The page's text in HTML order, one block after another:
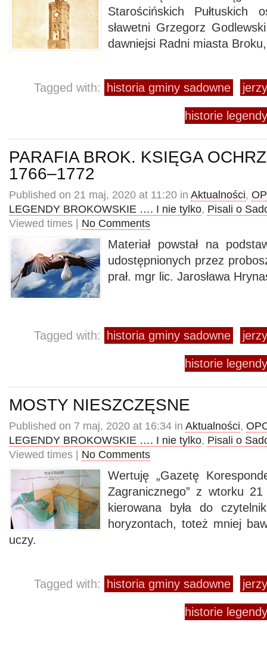
Starościńskich Pułtuskich
sławetni Grzegorz
dawniejsi Radni miasta
Tagged with: historia gminy sadowne
historie
PARAFIA BROK. KSIĘGA
1766–1772
Published on 21 maj, 2020 at 11:20 in Aktualności,
LEGENDY BROKOWSKIE …. I nie tylko, Pisali o
Viewed times | No Comments
Materiał powstał na
udostępnionych przez
prał. mgr lic. Jarosława
Tagged with: historia gminy sadowne
historie
MOSTY NIESZCZĘSNE
Published on 7 maj, 2020 at 16:34 in Aktualności,
LEGENDY BROKOWSKIE …. I nie tylko, Pisali o
Viewed times | No Comments
Wertuję „Gazetę
Zagranicznego” z wtorku
kierowana była do
horyzontach, toteż mniej
uczy.
Tagged with: historia gminy sadowne
historie